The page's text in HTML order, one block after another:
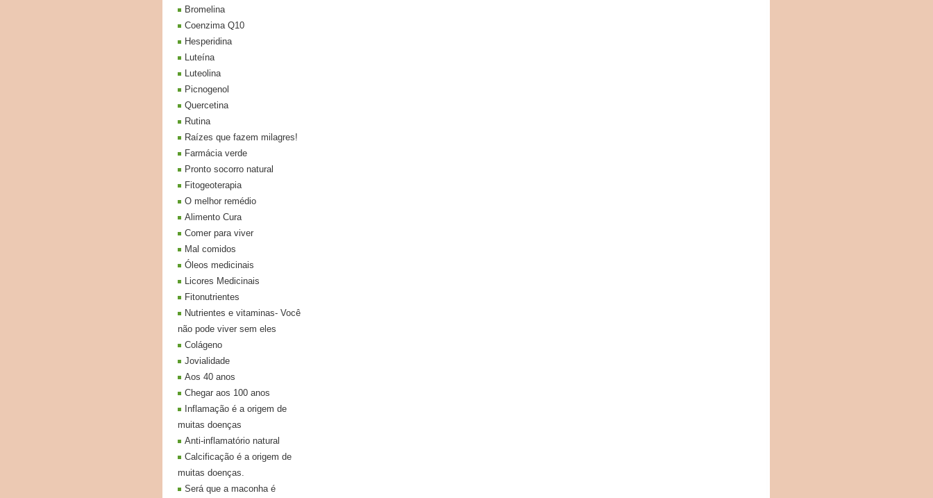
Bromelina
Coenzima Q10
Hesperidina
Luteína
Luteolina
Picnogenol
Quercetina
Rutina
Raízes que fazem milagres!
Farmácia verde
Pronto socorro natural
Fitogeoterapia
O melhor remédio
Alimento Cura
Comer para viver
Mal comidos
Óleos medicinais
Licores Medicinais
Fitonutrientes
Nutrientes e vitaminas- Você
não pode viver sem eles
Colágeno
Jovialidade
Aos 40 anos
Chegar aos 100 anos
Inflamação é a origem de
muitas doenças
Anti-inflamatório natural
Calcificação é a origem de
muitas doenças.
Será que a maconha é